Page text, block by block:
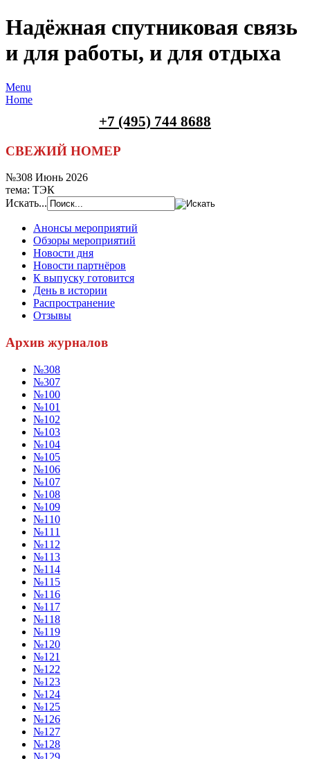
Надёжная спутниковая связь
и для работы, и для отдыха
Menu
Home
+7 (495) 744 8688
СВЕЖИЙ НОМЕР
№308 Июнь 2026
тема: ТЭК
Искать...
Анонсы мероприятий
Обзоры мероприятий
Новости дня
Новости партнёров
К выпуску готовится
День в истории
Распространение
Отзывы
Архив журналов
№308
№307
№100
№101
№102
№103
№104
№105
№106
№107
№108
№109
№110
№111
№112
№113
№114
№115
№116
№117
№118
№119
№120
№121
№122
№123
№124
№125
№126
№127
№128
№129